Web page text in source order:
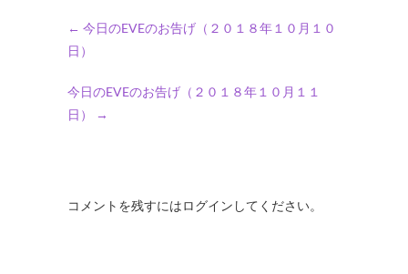
← 今日のEVEのお告げ（２０１８年１０月１０
日）
今日のEVEのお告げ（２０１８年１０月１１
日）
→
コメントを残すにはログインしてください。